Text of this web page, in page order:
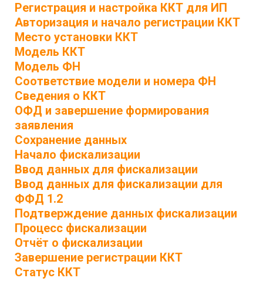
Регистрация и настройка ККТ для ИП
Авторизация и начало регистрации ККТ
Место установки ККТ
Модель ККТ
Модель ФН
Соответствие модели и номера ФН
Сведения о ККТ
ОФД и завершение формирования
заявления
Сохранение данных
Начало фискализации
Ввод данных для фискализации
Ввод данных для фискализации для
ФФД 1.2
Подтверждение данных фискализации
Процесс фискализации
Отчёт о фискализации
Завершение регистрации ККТ
Статус ККТ